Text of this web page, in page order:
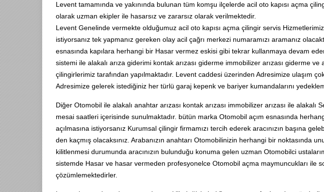
Levent tamamında ve yakınında bulunan tüm komşu ilçelerde acil oto kapısı açma
olarak uzman ekipler ile hasarsız ve zararsız olarak verilmektedir.
Levent Genelinde vermekte olduğumuz acil oto kapısı açma çilingir servis
istiyorsanız tek yapmanız gereken olay acil çağrı merkezi numaramızı aramanız
esnasında kapılara herhangi bir Hasar vermez eskisi gibi tekrar kullanmaya devam
sistemi ile alakalı arıza giderimi kontak arızası giderme immobilizer arızası giderme
çilingirlerimiz tarafından yapılmaktadır. Levent caddesi üzerinden Adresimize ulaşım
Adresimize gelerek istediğiniz her türlü garaj kepenk ve bariyer kumandalarını
Diğer Otomobil ile alakalı anahtar arızası kontak arızası immobilizer arızası ile alakalı
mesai saatleri içerisinde sunulmaktadır. bütün marka Otomobil açım esnasında
açılmasına istiyorsanız Kurumsal çilingir firmamızı tercih ederek aracınızın başına
den kaçmış olacaksınız. Arabanızın anahtarı Otomobilinizin herhangi bir noktasında
kilitlenmesi durumunda aracınızın bulunduğu konuma gelen uzman Otomobilci
sistemde Hasar ve hasar vermeden profesyonelce Otomobil açma maymuncukları ile
çözümlemektedirler.